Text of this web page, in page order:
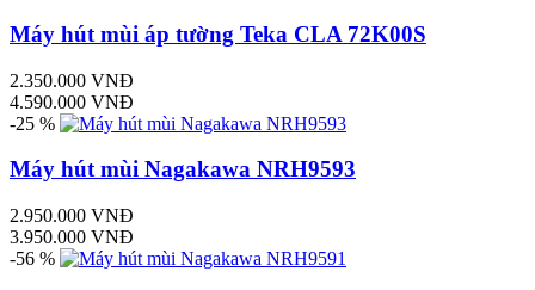
Máy hút mùi áp tường Teka CLA 72K00S
2.350.000 VNĐ
4.590.000 VNĐ
-25 %
Máy hút mùi Nagakawa NRH9593
2.950.000 VNĐ
3.950.000 VNĐ
-56 %